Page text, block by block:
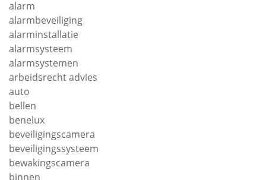
alarm
alarmbeveiliging
alarminstallatie
alarmsysteem
alarmsystemen
arbeidsrecht advies
auto
bellen
benelux
beveiligingscamera
beveiligingssysteem
bewakingscamera
binnen